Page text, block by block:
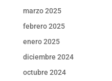
marzo 2025
febrero 2025
enero 2025
diciembre 2024
octubre 2024